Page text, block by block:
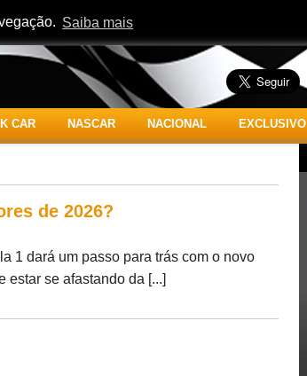
Saiba mais
CAR NASCAR NACIONAL EXCLUSIVO
de 2026?
1 dará um passo para trás com o novo
estar se afastando da [...]